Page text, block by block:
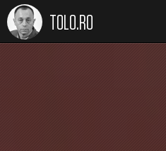
TOLO.RO